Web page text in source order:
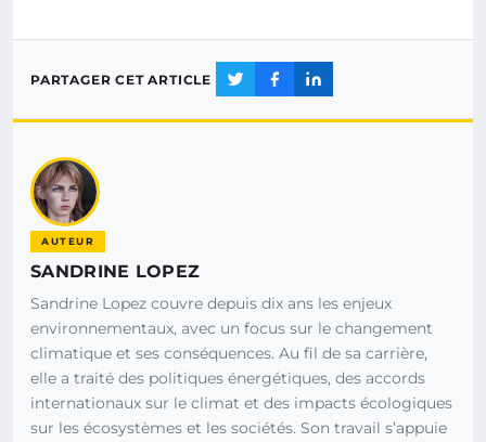
PARTAGER CET ARTICLE
AUTEUR
SANDRINE LOPEZ
Sandrine Lopez couvre depuis dix ans les enjeux
environnementaux, avec un focus sur le changement
climatique et ses conséquences. Au fil de sa carrière,
elle a traité des politiques énergétiques, des accords
internationaux sur le climat et des impacts écologiques
sur les écosystèmes et les sociétés. Son travail s’appuie